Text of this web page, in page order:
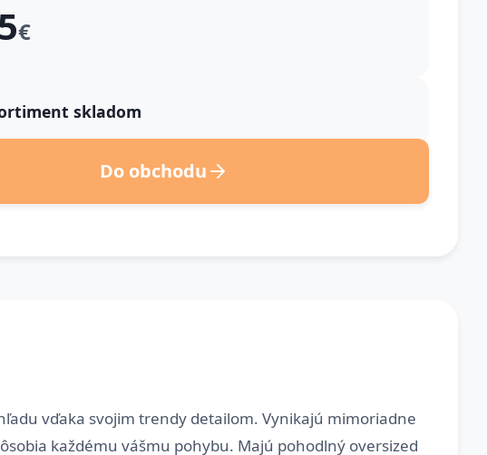
€
skladom
Do obchodu
vďaka svojim trendy detailom. Vynikajú mimoriadne
každému vášmu pohybu. Majú pohodlný oversized